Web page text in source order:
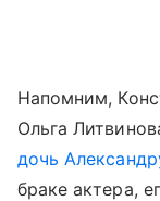
Напомним,
Ольга
дочь
браке актера,